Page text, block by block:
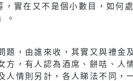
實在又不是個小數目，如何
。
題，由誰來收，其實又與禮金
方，有人認為酒席、餅咭、人
人情則另計，各人睇法不同，